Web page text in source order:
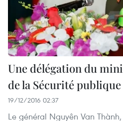
Une délégation du
de la Sécurité publique
19/12/2016 02:37
Le général Nguyên Van